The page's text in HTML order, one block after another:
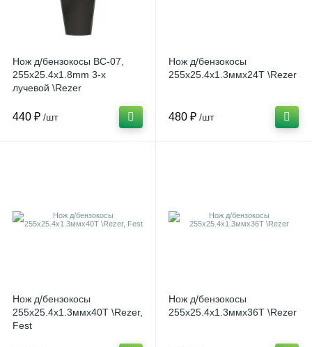
Нож д/бензокосы ВС-07,
255х25.4x1.8mm 3-х
лучевой \Rezer
440 ₽ /шт
Нож д/бензокосы
255х25.4х1.3ммх24Т \Rezer
480 ₽ /шт
Нож д/бензокосы
255х25.4х1.3ммх40Т \Rezer,
Fest
Нож д/бензокосы
255х25.4х1.3ммх36Т \Rezer